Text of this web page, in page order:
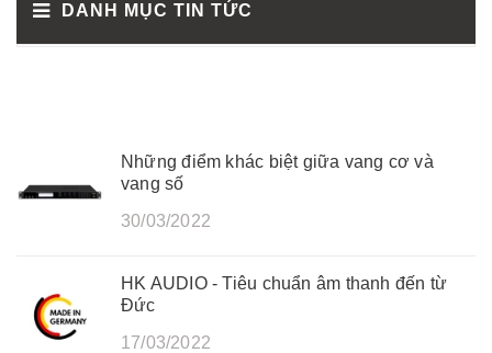
DANH MỤC TIN TỨC
Những điểm khác biệt giữa vang cơ và
vang số
30/03/2022
HK AUDIO - Tiêu chuẩn âm thanh đến từ
Đức
17/03/2022